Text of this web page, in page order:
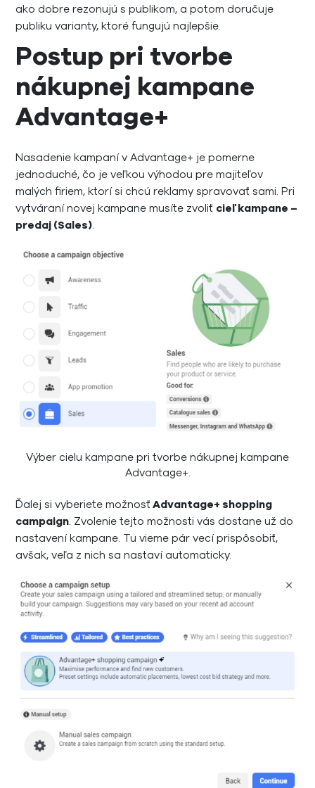
ako dobre rezonujú s publikom, a potom doručuje
publiku varianty, ktoré fungujú najlepšie.
Postup pri tvorbe
nákupnej kampane
Advantage+
Nasadenie kampaní v Advantage+ je pomerne
jednoduché, čo je veľkou výhodou pre majiteľov
malých firiem, ktorí si chcú reklamy spravovať sami. Pri
vytváraní novej kampane musíte zvoliť cieľ kampane –
predaj (Sales).
Výber cielu kampane pri tvorbe nákupnej kampane
Advantage+.
Ďalej si vyberiete možnosťAdvantage+ shopping
campaign. Zvolenie tejto možnosti vás dostane už do
nastavení kampane. Tu vieme pár vecí prispôsobiť,
avšak, veľa z nich sa nastaví automaticky.